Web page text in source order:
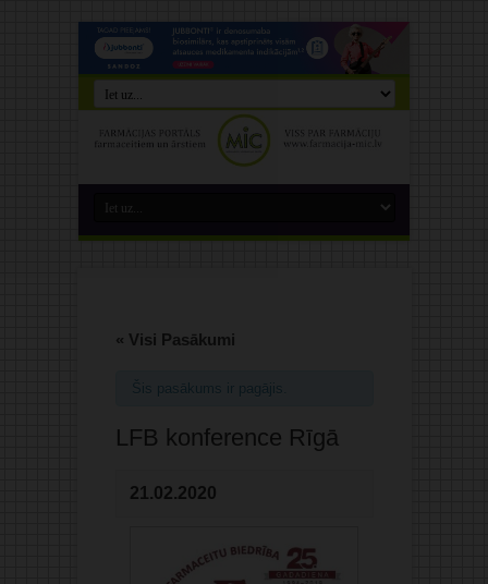
« Visi Pasākumi
Šis pasākums ir pagājis.
LFB konference Rīgā
21.02.2020